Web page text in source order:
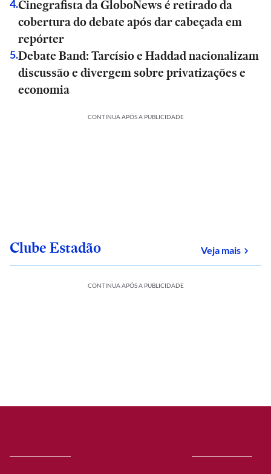
4.Cinegrafista da GloboNews é retirado da
cobertura do debate após dar cabeçada em
repórter
5.Debate Band: Tarcísio e Haddad nacionalizam
discussão e divergem sobre privatizações e
economia
CONTINUA APÓS A PUBLICIDADE
Clube Estadão Veja maissobre
CONTINUA APÓS A PUBLICIDADE